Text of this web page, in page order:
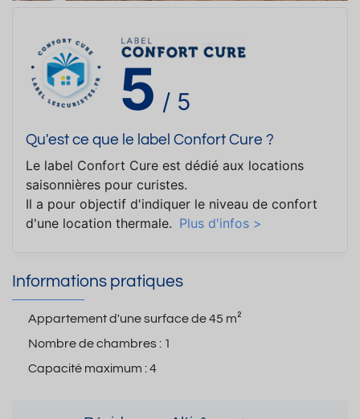
5 / 5
Qu'est ce que le label Confort Cure ?
Le label Confort Cure est dédié aux locations
saisonnières pour curistes.
Il a pour objectif d'indiquer le niveau de confort
d'une location thermale. Plus d'infos >
Informations pratiques
Appartement d'une surface de45 m²
Nombre de chambres : 1
Capacité maximum :4